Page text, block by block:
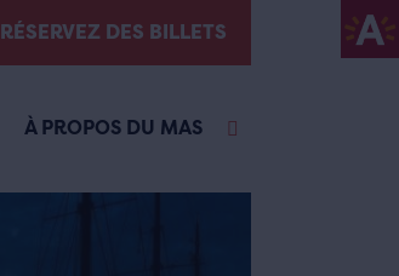
RÉSERVEZ DES BILLETS
À PROPOS DU MAS